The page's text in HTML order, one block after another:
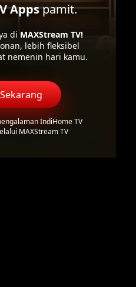
Appspamit.
di MAXStream TV!
lebih fleksibel
nemenin hari kamu.
IndiHome TV
MAXStream TV